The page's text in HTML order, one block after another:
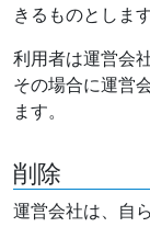
きるものとします
利用者は運営会
その場合に運営
ます。
削除
運営会社は、自